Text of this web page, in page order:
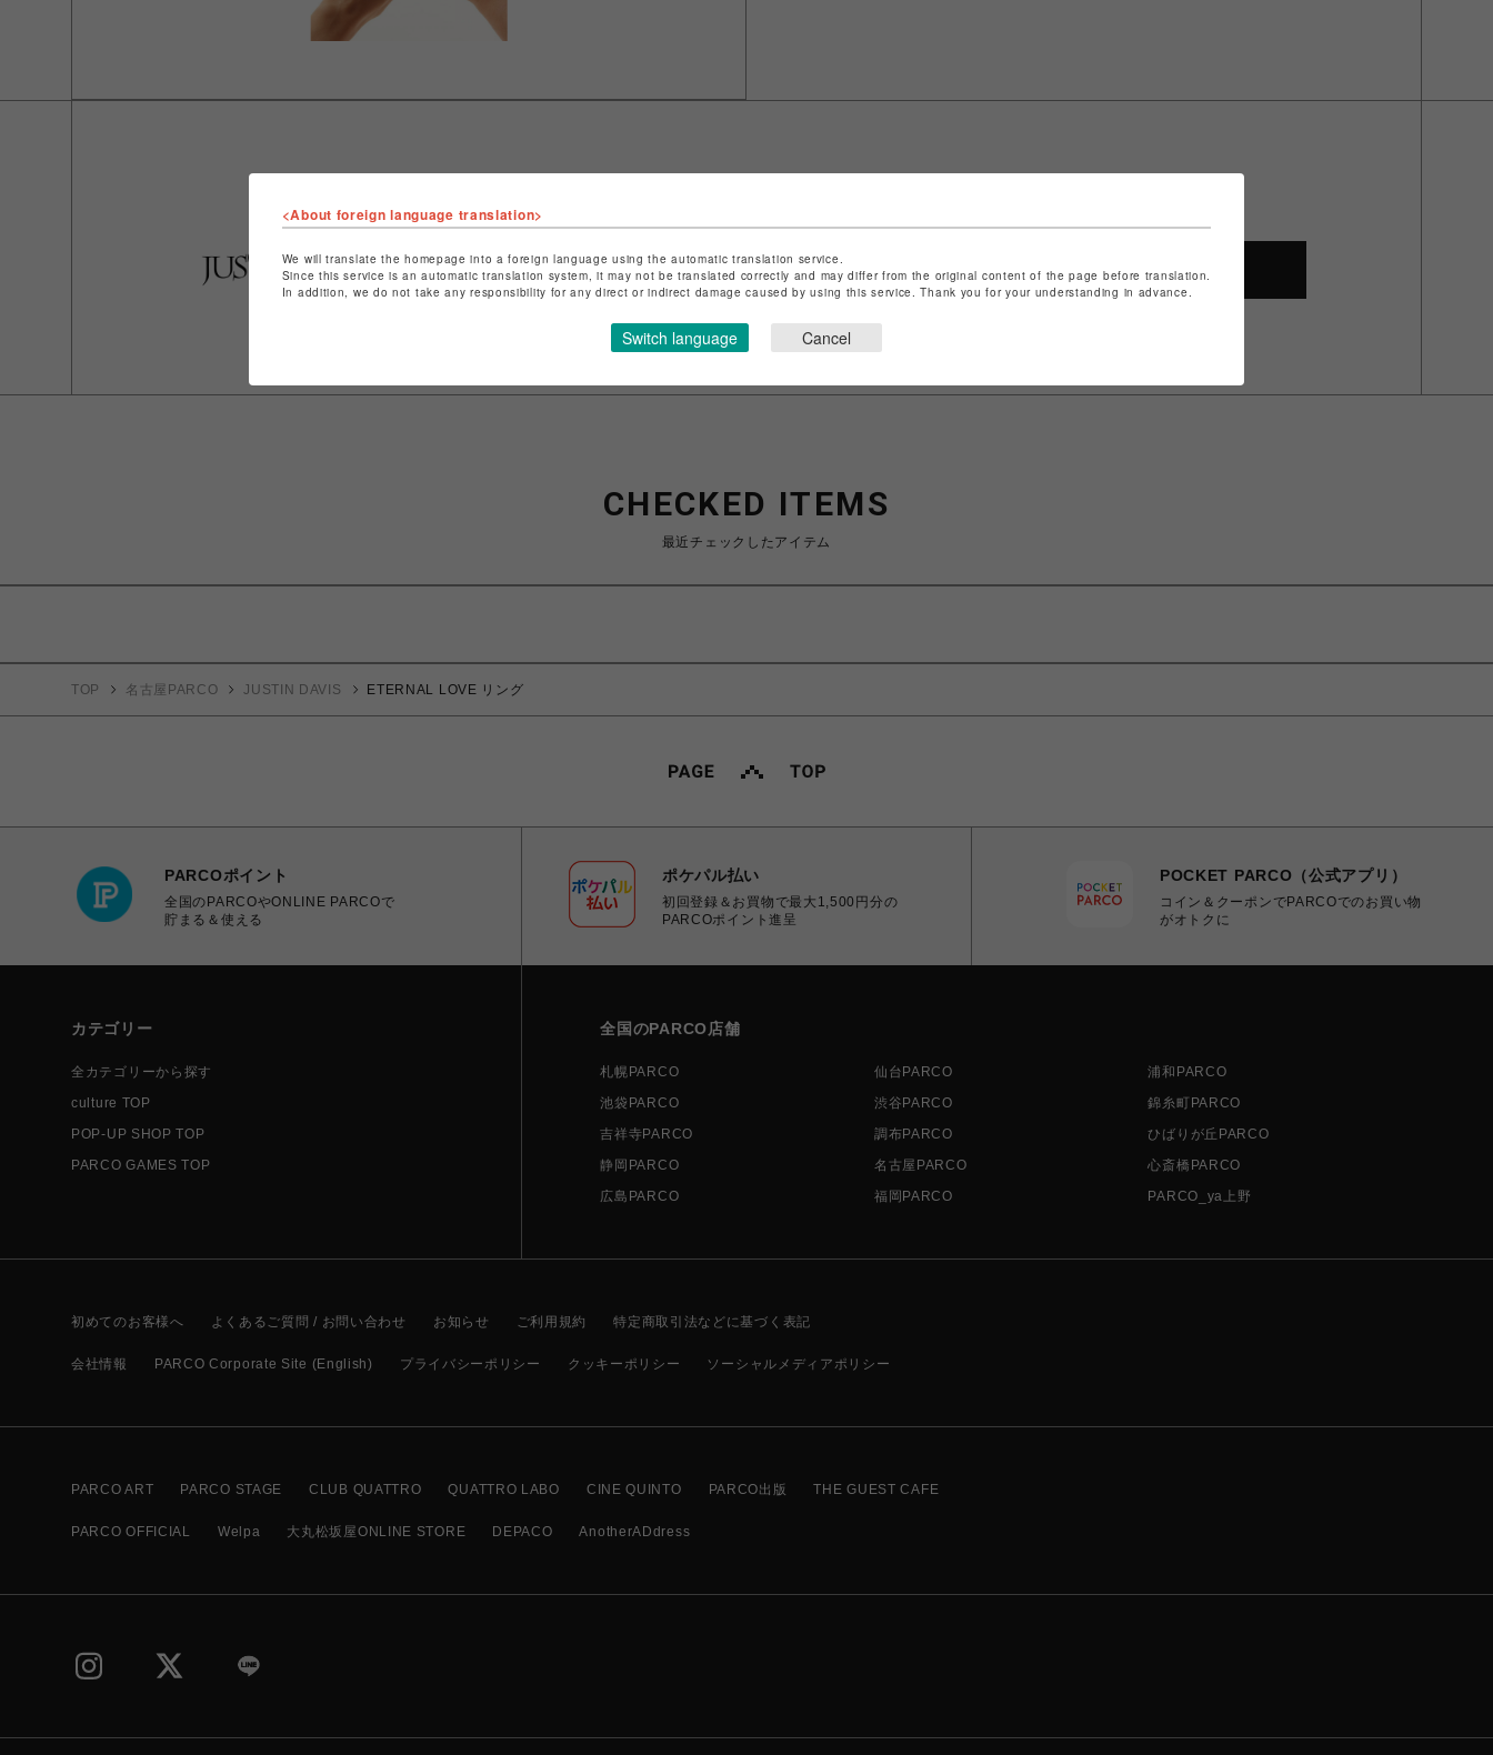
ショップ名
特定商取引法など法令に基づく表記はこちら
ショップお問い合わせはこちら
SHOP TOP
CHECKED ITEMS
最近チェックしたアイテム
TOP 名古屋PARCO JUSTIN DAVIS ETERNAL LOVE リング
PARCOポイント
全国のPARCOやONLINE PARCOで
貯まる＆使える
ポケパル払い
初回登録＆お買物で最大1,500円分の
PARCOポイント進呈
POCKET PARCO（公式アプリ）
コイン＆クーポンでPARCOでのお買い物
がオトクに
カテゴリー
全カテゴリーから探す
culture TOP
POP-UP SHOP TOP
PARCO GAMES TOP
全国のPARCO店舗
札幌PARCO 仙台PARCO
浦和PARCO
池袋PARCO
渋谷PARCO
錦糸町PARCO
吉祥寺PARCO
調布PARCO
ひばりが丘PARCO
静岡PARCO
名古屋PARCO
心斎橋PARCO
広島PARCO
福岡PARCO PARCO_ya上野
初めてのお客様へ よくあるご質問 / お問い合わせ お知らせ ご利用規約 特定商取引法などに基づく表記
会社情報 PARCO Corporate Site (English) プライバシーポリシー クッキーポリシー ソーシャルメディアポリシー
PARCO ART PARCO STAGE CLUB QUATTRO QUATTRO LABO CINE QUINTO PARCO出版 THE GUEST CAFE
PARCO OFFICIAL Welpa 大丸松坂屋ONLINE STORE DEPACO AnotherADdress
<About foreign language translation>
We will translate the homepage into a foreign language using the automatic translation service.
Since this service is an automatic translation system, it may not be translated correctly and may differ from the original content of the page before translation.
In addition, we do not take any responsibility for any direct or indirect damage caused by using this service. Thank you for your understanding in advance.
Switch language Cancel